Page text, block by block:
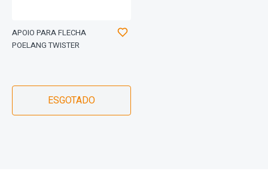
APOIO PARA FLECHA
POELANG TWISTER
ESGOTADO